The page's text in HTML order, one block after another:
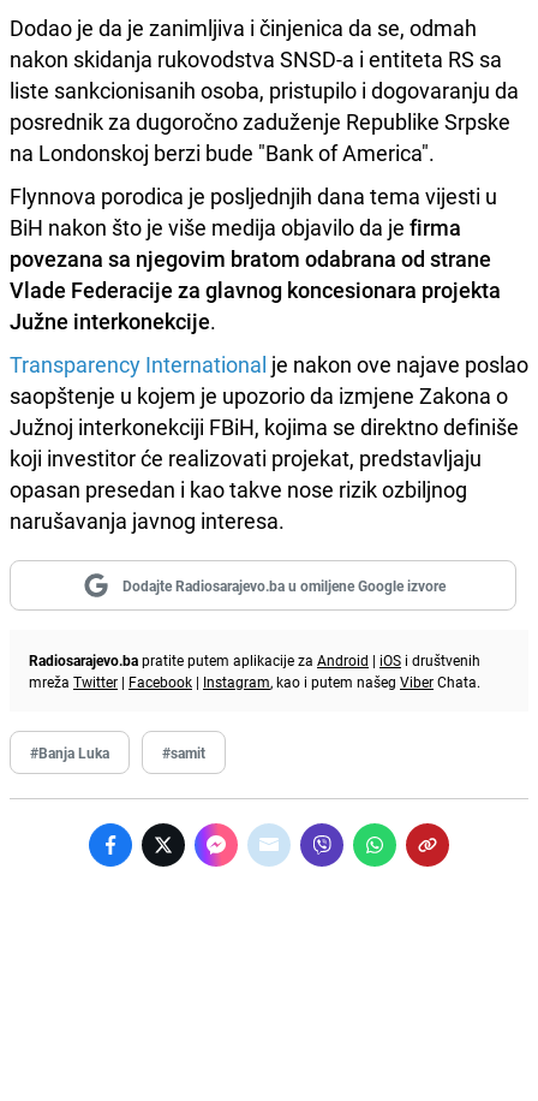
Dodao je da je zanimljiva i činjenica da se, odmah
nakon skidanja rukovodstva SNSD-a i entiteta RS sa
liste sankcionisanih osoba, pristupilo i dogovaranju da
posrednik za dugoročno zaduženje Republike Srpske
na Londonskoj berzi bude "Bank of America".
Flynnova porodica je posljednjih dana tema vijesti u
BiH nakon što je više medija objavilo da je firma
povezana sa njegovim bratom odabrana od strane
Vlade Federacije za glavnog koncesionara projekta
Južne interkonekcije.
Transparency International je nakon ove najave poslao
saopštenje u kojem je upozorio da izmjene Zakona o
Južnoj interkonekciji FBiH, kojima se direktno definiše
koji investitor će realizovati projekat, predstavljaju
opasan presedan i kao takve nose rizik ozbiljnog
narušavanja javnog interesa.
Dodajte Radiosarajevo.ba u omiljene Google izvore
Radiosarajevo.bapratite putem aplikacije za Android | iOS i društvenih
mreža Twitter | Facebook | Instagram, kao i putem našeg ViberChata.
#Banja Luka #samit